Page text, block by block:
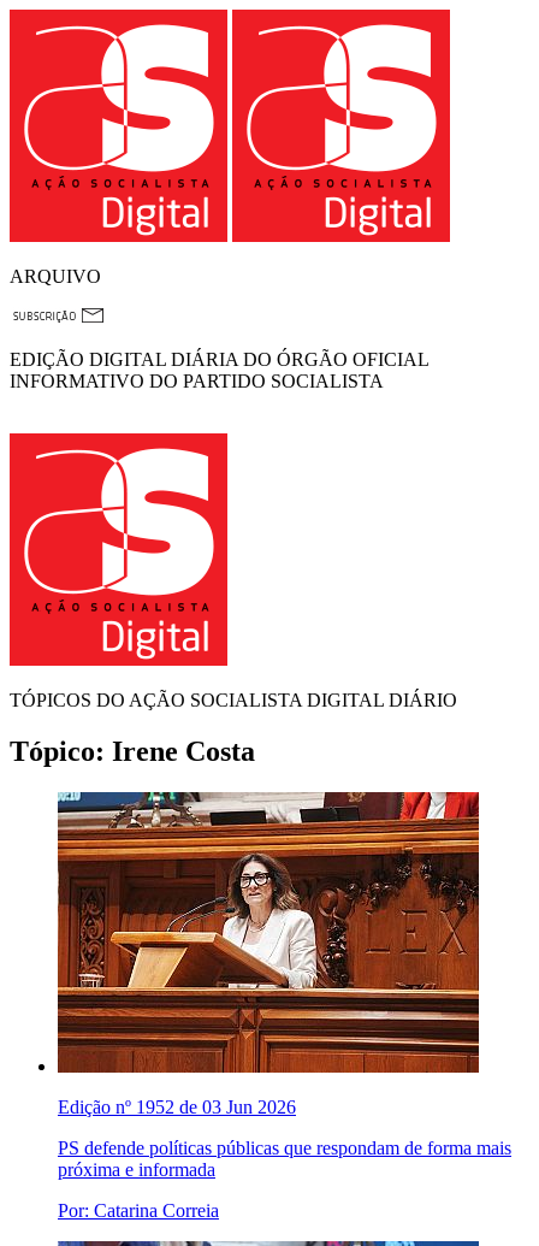
ARQUIVO
EDIÇÃO DIGITAL DIÁRIA DO ÓRGÃO OFICIAL
INFORMATIVO DO PARTIDO SOCIALISTA
TÓPICOS DO AÇÃO SOCIALISTA DIGITAL DIÁRIO
Tópico: Irene Costa
Edição nº 1952 de 03 Jun 2026
PS defende políticas públicas que respondam de forma mais
próxima e informada
Por: Catarina Correia